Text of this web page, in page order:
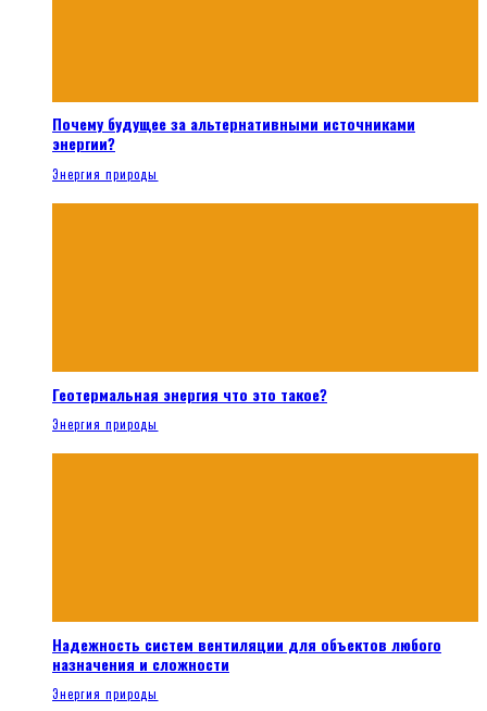
Почему будущее за альтернативными источниками
энергии?
Энергия природы
Геотермальная энергия что это такое?
Энергия природы
Надежность систем вентиляции для объектов любого
назначения и сложности
Энергия природы